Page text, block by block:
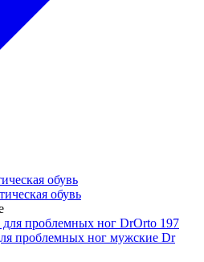
обувь
обувь
проблемных ног DrOrto 197
проблемных ног мужские Dr